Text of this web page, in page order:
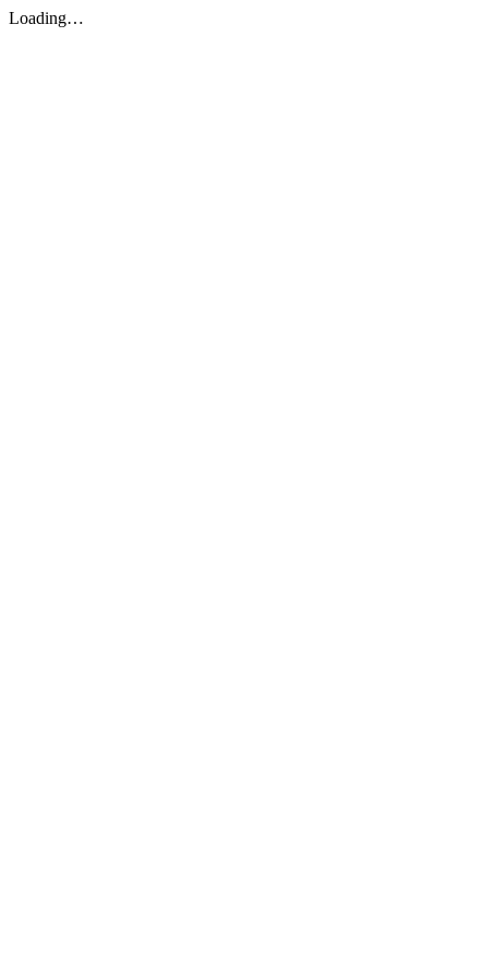
Loading…